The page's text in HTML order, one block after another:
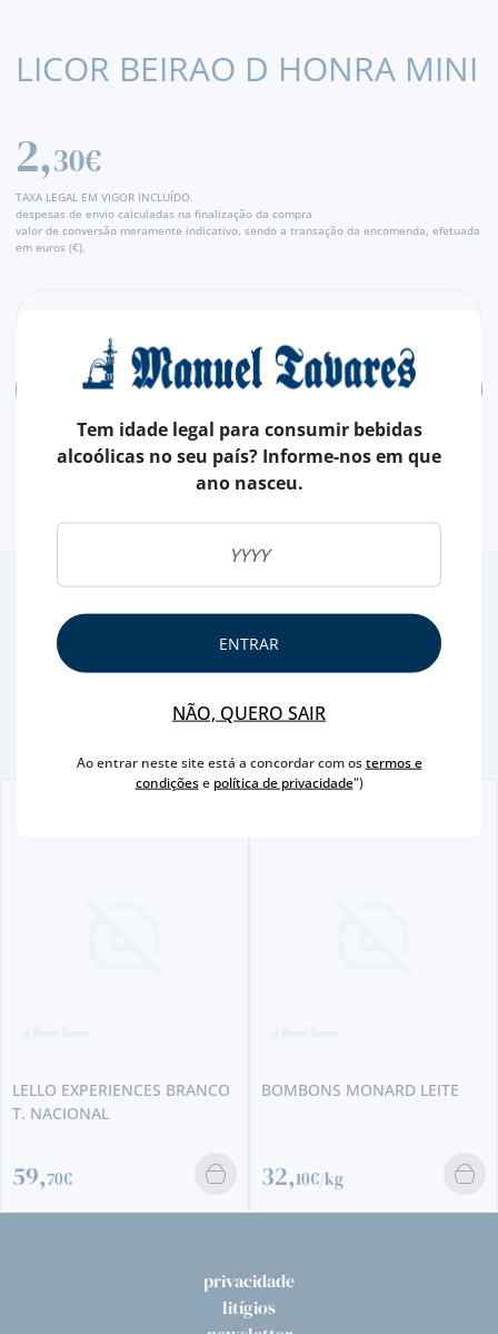
LICOR BEIRAO D HONRA MINI
2,30€
TAXA LEGAL EM VIGOR INCLUÍDO.
despesas de envio calculadas na finalização da compra
valor de conversão meramente indicativo, sendo a transação da encomenda, efetuada
em euros (€).
ADICIONAR
Outras Sugestões
LELLO EXPERIENCES BRANCO
T. NACIONAL
59,70€
BOMBONS MONARD LEITE
32,10€/kg
privacidade
litígios
Tem idade legal para consumir bebidas
alcoólicas no seu país? Informe-nos em que
ano nasceu.
ENTRAR
NÃO, QUERO SAIR
Ao entrar neste site está a concordar com ostermos e
condiçõese política de privacidade")